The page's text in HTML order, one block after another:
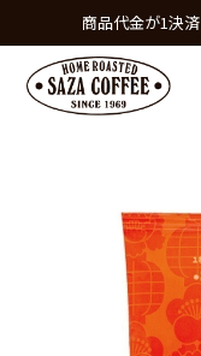
商品代金が1決